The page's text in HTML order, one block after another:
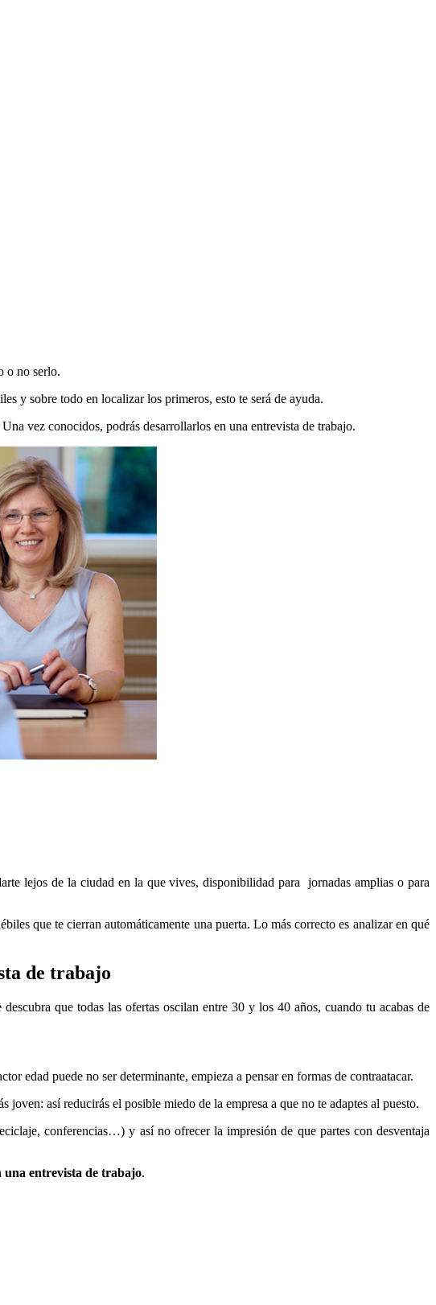
o no serlo.
y sobre todo en localizar los primeros, esto te será de ayuda.
Una vez conocidos, podrás desarrollarlos en una entrevista de trabajo.
lejos de la ciudad en la que vives, disponibilidad para jornadas amplias o para
que te cierran automáticamente una puerta. Lo más correcto es analizar en qué
de trabajo
que todas las ofertas oscilan entre 30 y los 40 años, cuando tu acabas de
edad puede no ser determinante, empieza a pensar en formas de contraatacar.
así reducirás el posible miedo de la empresa a que no te adaptes al puesto.
conferencias…) y así no ofrecer la impresión de que partes con desventaja
una entrevista de trabajo.